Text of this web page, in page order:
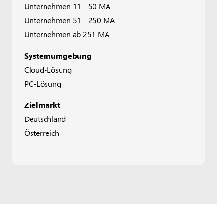
Unternehmen 11 - 50 MA
Unternehmen 51 - 250 MA
Unternehmen ab 251 MA
Systemumgebung
Cloud-Lösung
PC-Lösung
Zielmarkt
Deutschland
Österreich